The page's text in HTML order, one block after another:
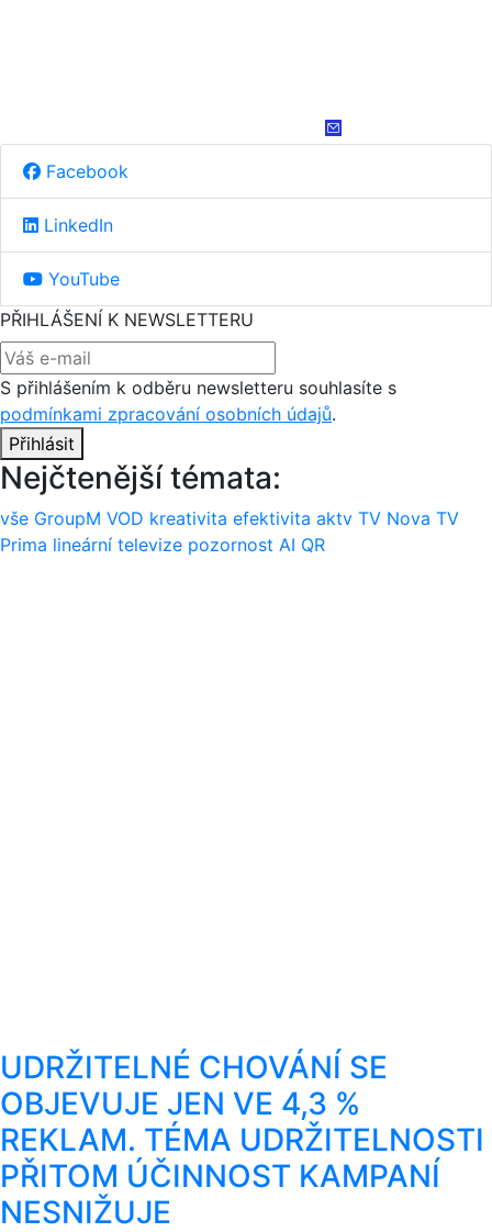
Facebook
LinkedIn
YouTube
PŘIHLÁŠENÍ K NEWSLETTERU
S přihlášením k odběru newsletteru souhlasíte s
podmínkami zpracování osobních údajů.
Přihlásit
Nejčtenější témata:
vše GroupM VOD kreativita efektivita aktv TV Nova TV
Prima lineární televize pozornost AI QR
UDRŽITELNÉ CHOVÁNÍ SE
OBJEVUJE JEN VE 4,3 %
REKLAM. TÉMA UDRŽITELNOSTI
PŘITOM ÚČINNOST KAMPANÍ
NESNIŽUJE